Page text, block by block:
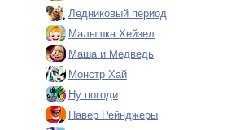
Ледниковый период
Малышка Хейзел
Маша и Медведь
Монстр Хай
Ну погоди
Павер Рейнджеры